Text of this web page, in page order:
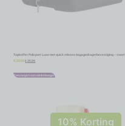
Topkoffer Polisport Luxe met quick release bagagedragerbevestiging – zwart
€39,99 € 35,99
Toevoegen aan winkelwagen
10% Korting